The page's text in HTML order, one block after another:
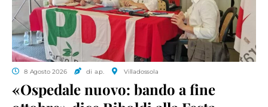
8 Agosto 2026 di a.p. Villadossola
«Ospedale nuovo: bando a fine